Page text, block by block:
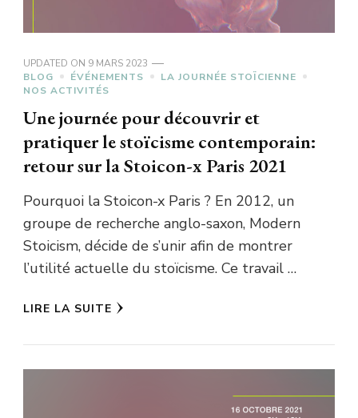
UPDATED ON 9 MARS 2023
BLOG
ÉVÉNEMENTS
LA JOURNÉE STOÏCIENNE
NOS ACTIVITÉS
Une journée pour découvrir et
pratiquer le stoïcisme contemporain:
retour sur la Stoicon-x Paris 2021
Pourquoi la Stoicon-x Paris ? En 2012, un
groupe de recherche anglo-saxon, Modern
Stoicism, décide de s’unir afin de montrer
l’utilité actuelle du stoïcisme. Ce travail …
LIRE LA SUITE